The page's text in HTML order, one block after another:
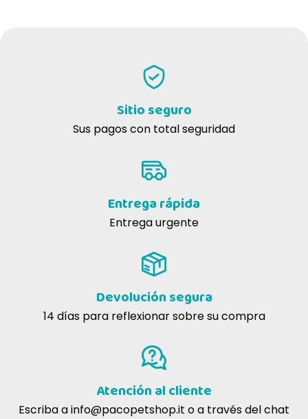
Sitio seguro
Sus pagos con total seguridad
Entrega rápida
Entrega urgente
Devolución segura
14 días para reflexionar sobre su compra
Atención al cliente
Escriba ainfo@pacopetshop.it o a través del chat